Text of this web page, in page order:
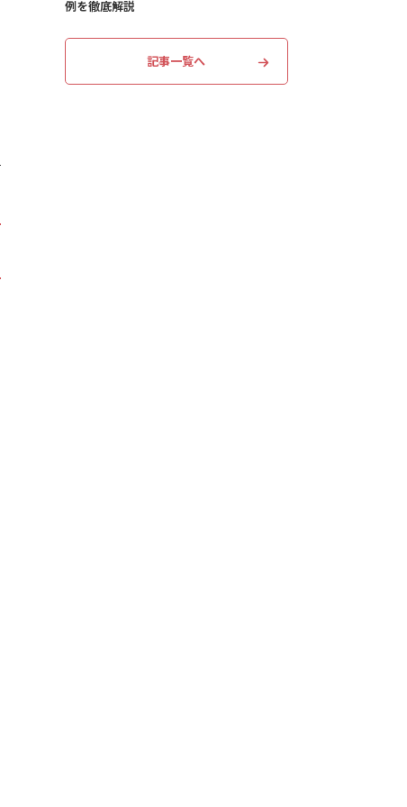
例を徹底解説
記事一覧へ